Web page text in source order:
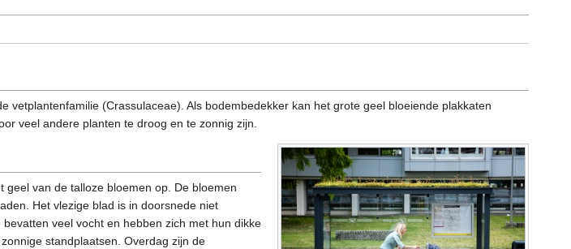
vetplantenfamilie (Crassulaceae). Als bodembedekker kan het grote geel bloeiende plakkaten
veel andere planten te droog en te zonnig zijn.
geel van de talloze bloemen op. De bloemen
Het vlezige blad is in doorsnede niet
veel vocht en hebben zich met hun dikke
standplaatsen. Overdag zijn de